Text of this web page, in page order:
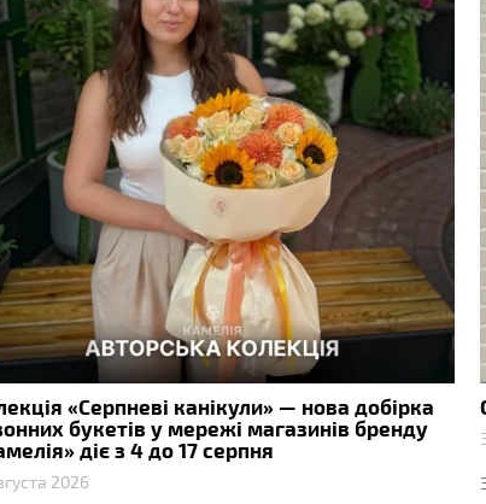
«Серпневі канікули» — нова добірка
букетів у мережі магазинів бренду
діє з 4 до 17 серпня
2026